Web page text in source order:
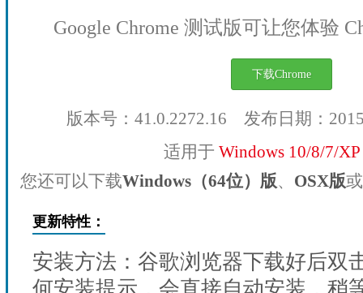
Google Chrome 测试版可让您体验
下载Chrome
版本号：41.0.2272.16 发布日期：
适用于 Windows 10/8/7/
您还可以下载Windows（64位）版、 OSX版或
更新特性：
安装方法：谷歌浏览器下载好后双